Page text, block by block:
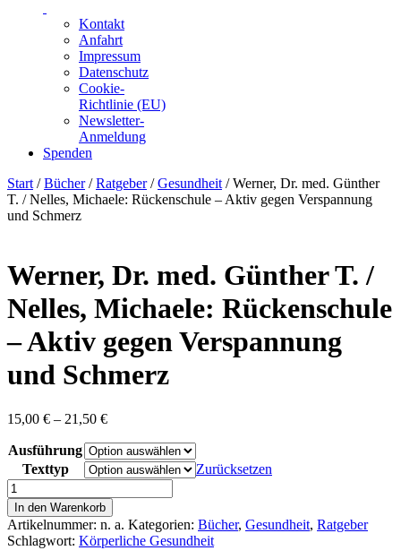
Kontakt
Anfahrt
Impressum
Datenschutz
Cookie-
Richtlinie (EU)
Newsletter-
Anmeldung
Spenden
Skip
to
content
Start /Bücher/Ratgeber/Gesundheit / Werner, Dr. med. Günther
T. / Nelles, Michaele: Rückenschule – Aktiv gegen Verspannung
und Schmerz
Werner, Dr. med. Günther T. /
Nelles, Michaele: Rückenschule
– Aktiv gegen Verspannung
und Schmerz
15,00 € – 21,50 €Preisspanne:
bis
21,50 €
Ausführung
Texttyp
Zurücksetzen
Werner,
Dr.
med.
Günther
T.
In den Warenkorb
Artikelnummer: n. a. Kategorien: Bücher, Gesundheit, Ratgeber
Schlagwort: Körperliche Gesundheit